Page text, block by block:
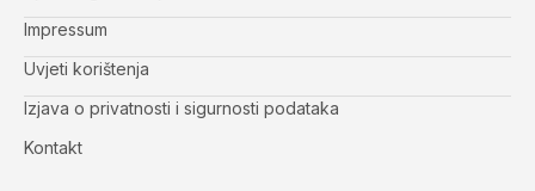
Impressum
Uvjeti korištenja
Izjava o privatnosti i sigurnosti podataka
Kontakt